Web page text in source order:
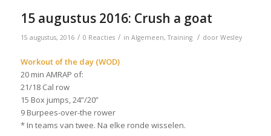
15 augustus 2016: Crush a goat
15 augustus, 2016 / 0 Reacties / in Algemeen,Training / door Wesley
Workout of the day (WOD)
20 min AMRAP of:
21/18 Cal row
15 Box jumps, 24”/20”
9 Burpees-over-the rower
* In teams van twee. Na elke ronde wisselen.